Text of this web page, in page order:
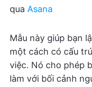
qua Asana
Mẫu này giúp bạn
một cách có cấu
việc. Nó cho phép
làm với bối cảnh